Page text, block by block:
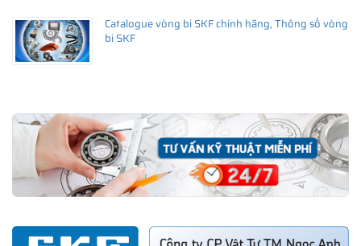
- Cung cấp 3 thanh ngang tiêu chuẩn
- Vận hành theo chế độ nhiệt độ hay thời gian
- Điện áp 230V/50-60Hz or 400-460V/50-60Hz
- Bảo hành 12 tháng
Catalogue vòng bi SKF chính hãng, Thông số vòng
bi SKF